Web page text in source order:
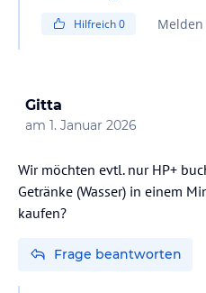
Hilfreich0 Melden
Gitta
am 1. Januar 2026
Wir möchten evtl. nur HP+
Getränke (Wasser) in einem
kaufen?
Frage beantworten